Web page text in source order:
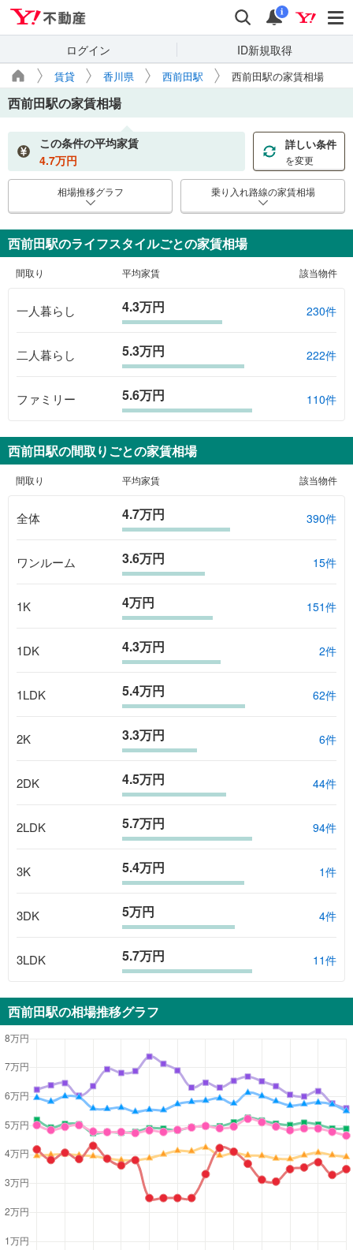
検索 通知
i
ログイン ID新規取得
賃貸 香川県 西前田駅 西前田駅の家賃相場
西前田駅の家賃相場
この条件の平均家賃
4.7万円
詳しい条件
を変更
相場推移グラフ 乗り入れ路線の家賃相場
西前田駅のライフスタイルごとの家賃相場
間取り 平均家賃 該当物件
一人暮らし 4.3万円 230件
二人暮らし 5.3万円 222件
ファミリー 5.6万円 110件
西前田駅の間取りごとの家賃相場
間取り 平均家賃 該当物件
全体 4.7万円 390件
ワンルーム 3.6万円 15件
1K 4万円 151件
1DK 4.3万円 2件
1LDK 5.4万円 62件
2K 3.3万円 6件
2DK 4.5万円 44件
2LDK 5.7万円 94件
3K 5.4万円 1件
3DK 5万円 4件
3LDK 5.7万円 11件
西前田駅の相場推移グラフ